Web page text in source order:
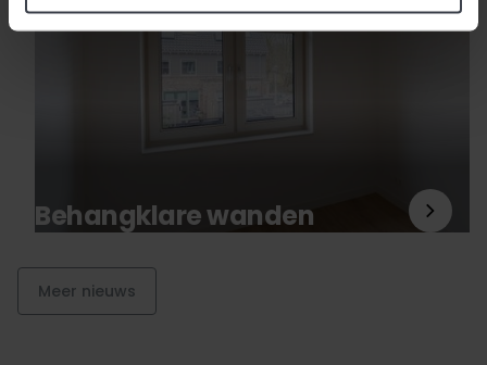
Behangklare wanden
Meer nieuws